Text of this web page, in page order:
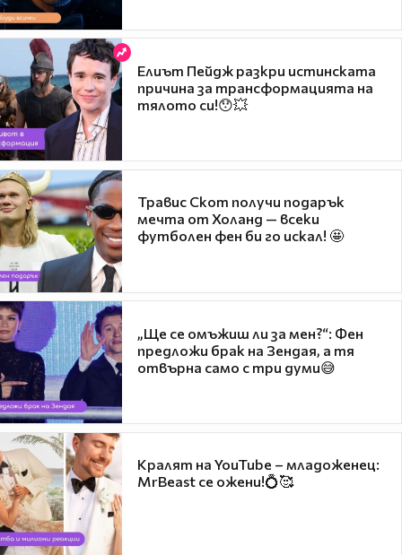
Елиът Пейдж разкри истинската
причина за трансформацията на
тялото си!😯💥
Травис Скот получи подарък
мечта от Холанд — всеки
футболен фен би го искал! 🤩
„Ще се омъжиш ли за мен?“: Фен
предложи брак на Зендая, а тя
отвърна само с три думи😅
Кралят на YouTube – младоженец:
MrBeast се ожени!💍🥰